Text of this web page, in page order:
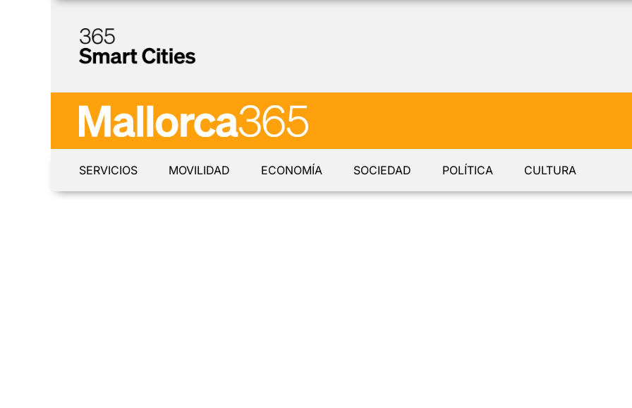
SERVICIOS MOVILIDAD ECONOMÍA SOCIEDAD POLÍTICA CULTURA